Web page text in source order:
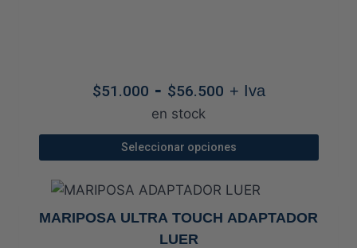
pueden
elegir
en
la
producto
$51.000 - $56.500Rango
precios:
desde
hasta
$56.500
+ Iva
en stock
Seleccionar opciones
producto
tiene
múltiples
MARIPOSA ULTRA TOUCH ADAPTADOR
LUER